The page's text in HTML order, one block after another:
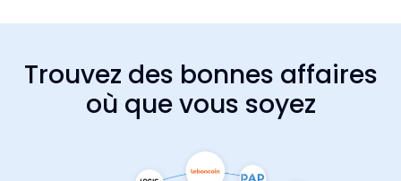
Trouvez des bonnes affaires
où que vous soyez